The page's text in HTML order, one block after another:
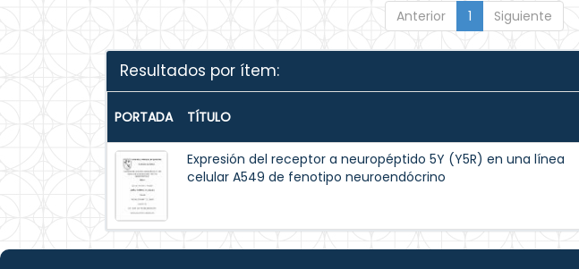
Anterior 1 Siguiente
Resultados por ítem:
PORTADA TÍTULO
Expresión del receptor a neuropéptido 5Y (Y5R) en una línea
celular A549 de fenotipo neuroendócrino